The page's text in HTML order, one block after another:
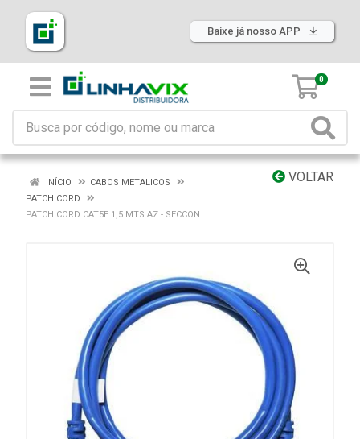
Baixe já nosso APP
0
VOLTAR
INÍCIO
CABOS METALICOS
PATCH CORD
PATCH CORD CAT5E 1,5 MTS AZ - SECCON